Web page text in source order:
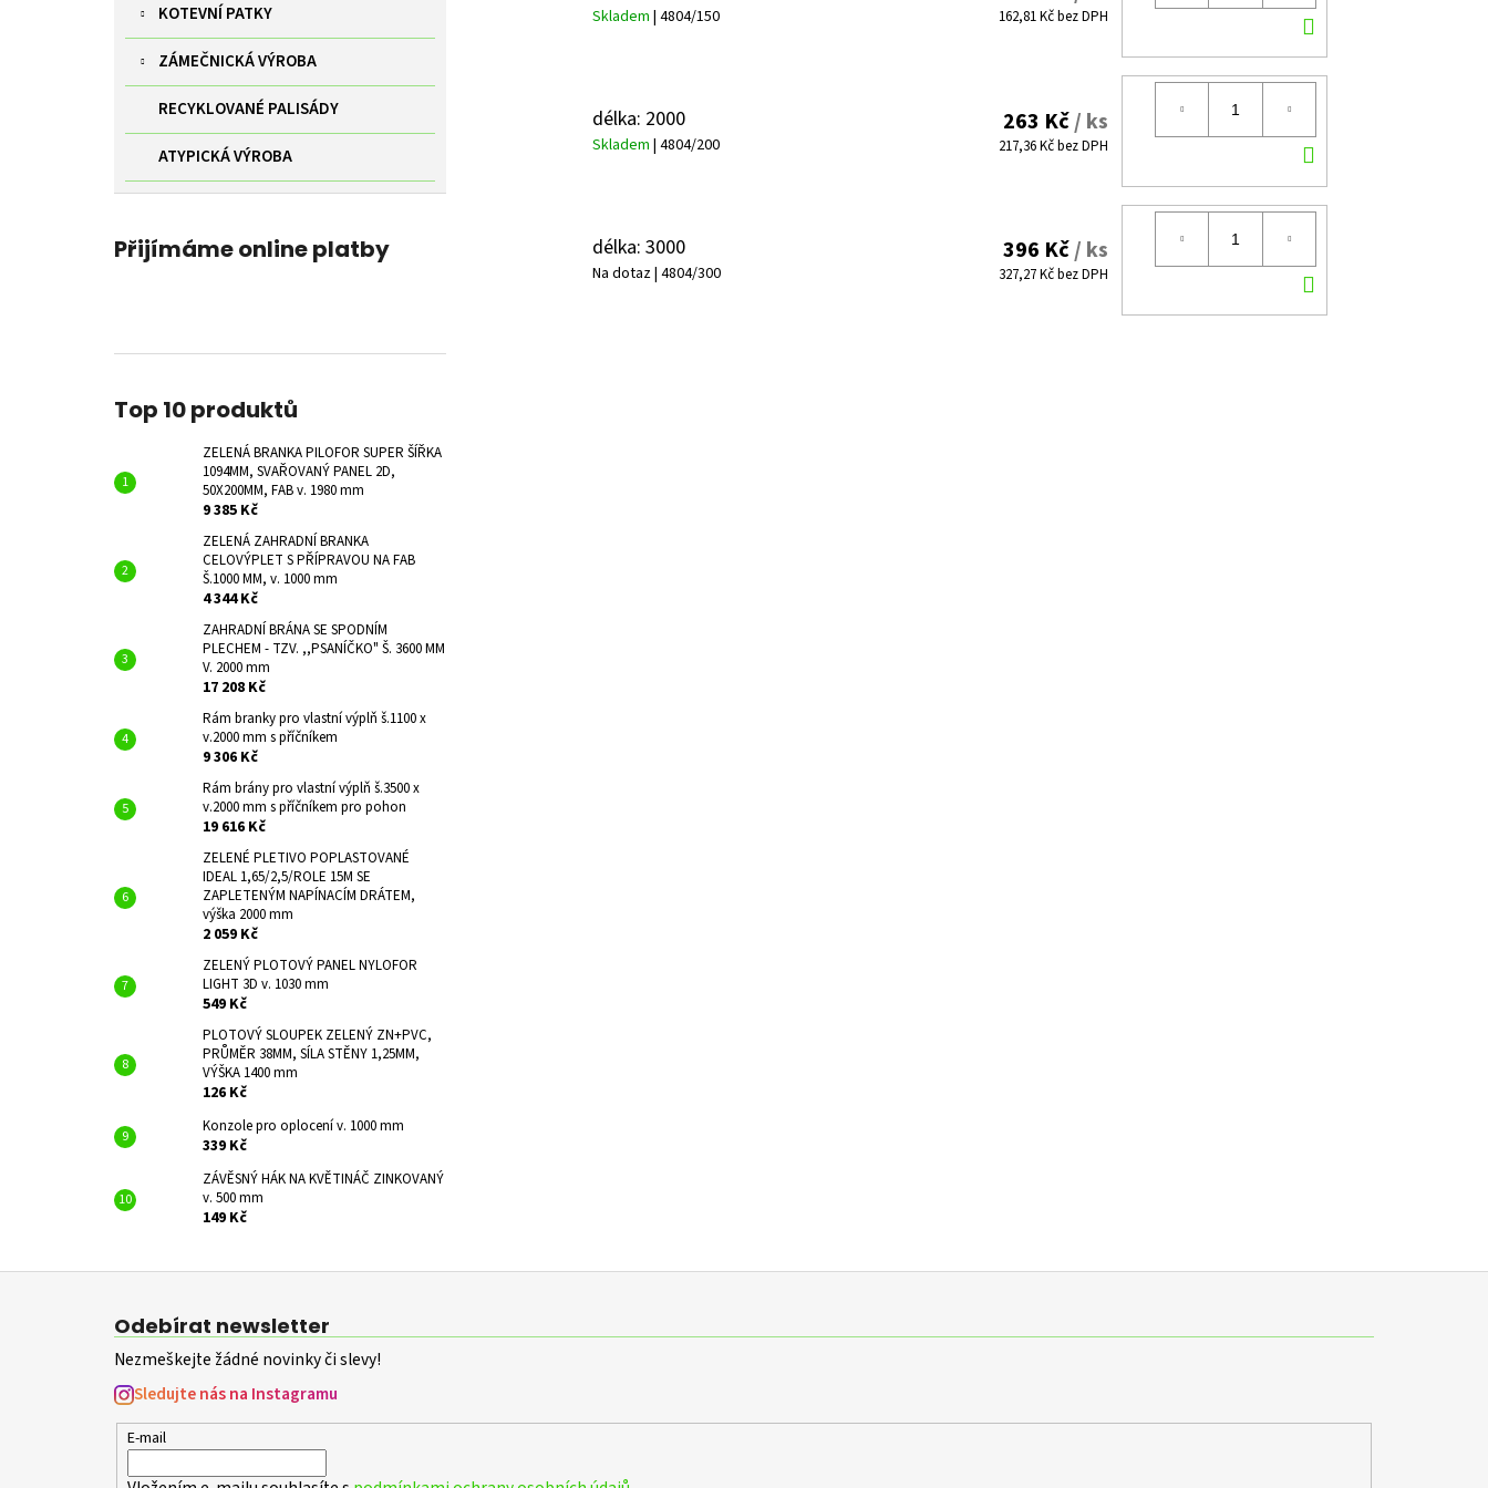
KOTEVNÍ PATKY
ZÁMEČNICKÁ VÝROBA
RECYKLOVANÉ PALISÁDY
ATYPICKÁ VÝROBA
Přijímáme online platby
Top 10 produktů
ZELENÁ BRANKA PILOFOR SUPER ŠÍŘKA
1094MM, SVAŘOVANÝ PANEL 2D,
50X200MM, FAB v. 1980 mm
9 385 Kč
ZELENÁ ZAHRADNÍ BRANKA
CELOVÝPLET S PŘÍPRAVOU NA FAB
Š.1000 MM, v. 1000 mm
4 344 Kč
ZAHRADNÍ BRÁNA SE SPODNÍM
PLECHEM - TZV. ,,PSANÍČKO" Š. 3600 MM
V. 2000 mm
17 208 Kč
Rám branky pro vlastní výplň š.1100 x
v.2000 mm s příčníkem
9 306 Kč
Rám brány pro vlastní výplň š.3500 x
v.2000 mm s příčníkem pro pohon
19 616 Kč
ZELENÉ PLETIVO POPLASTOVANÉ
IDEAL 1,65/2,5/ROLE 15M SE
ZAPLETENÝM NAPÍNACÍM DRÁTEM,
výška 2000 mm
2 059 Kč
ZELENÝ PLOTOVÝ PANEL NYLOFOR
LIGHT 3D v. 1030 mm
549 Kč
PLOTOVÝ SLOUPEK ZELENÝ ZN+PVC,
PRŮMĚR 38MM, SÍLA STĚNY 1,25MM,
VÝŠKA 1400 mm
126 Kč
Konzole pro oplocení v. 1000 mm
339 Kč
ZÁVĚSNÝ HÁK NA KVĚTINÁČ ZINKOVANÝ
v. 500 mm
149 Kč
Skladem | 4804/150 162,81 Kč bez DPH
KOŠÍKU
délka: 2000
Skladem | 4804/200
263 Kč/ ks
217,36 Kč bez DPH
KOŠÍKU
délka: 3000
Na dotaz| 4804/300
396 Kč/ ks
327,27 Kč bez DPH
KOŠÍKU
Z
Odebírat newsletter
Nezmeškejte žádné novinky či slevy!
Sledujte nás na Instagramu
E-mail